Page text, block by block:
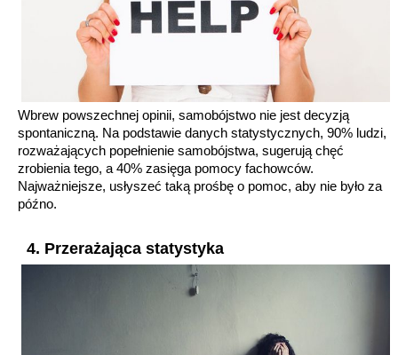
Wbrew powszechnej opinii, samobójstwo nie jest decyzją
spontaniczną. Na podstawie danych statystycznych, 90% ludzi,
rozważających popełnienie samobójstwa, sugerują chęć
zrobienia tego, a 40% zasięga pomocy fachowców.
Najważniejsze, usłyszeć taką prośbę o pomoc, aby nie było za
późno.
4. Przerażająca statystyka